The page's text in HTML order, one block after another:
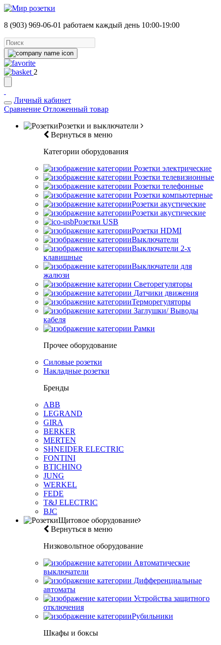
8 (903) 969-06-01 работаем каждый день 10:00-19:00
2
Личный кабинет
Сравнение Отложенный товар
Розетки и выключатели
Вернуться в меню
Категории оборудования
Розетки электрические
Розетки телевизионные
Розетки телефонные
Розетки компьютерные
Розетки акустические
Розетки акустические
Розетки USB
Розетки HDMI
Выключатели
Выключатели 2-х
клавишные
Выключатели для
жалюзи
Светорегуляторы
Датчики движения
Терморегуляторы
Заглушки/ Выводы
кабеля
Рамки
Прочее оборудование
Силовые розетки
Накладные розетки
Бренды
ABB
LEGRAND
GIRA
BERKER
MERTEN
SHNEIDER ELECTRIC
FONTINI
BTICHINO
JUNG
WERKEL
FEDE
T&J ELECTRIC
BJC
Щитовое оборудование
Вернуться в меню
Низковольтное оборудование
Автоматические
выключатели
Дифференциальные
автоматы
Устройства защитного
отключения
Рубильники
Шкафы и боксы